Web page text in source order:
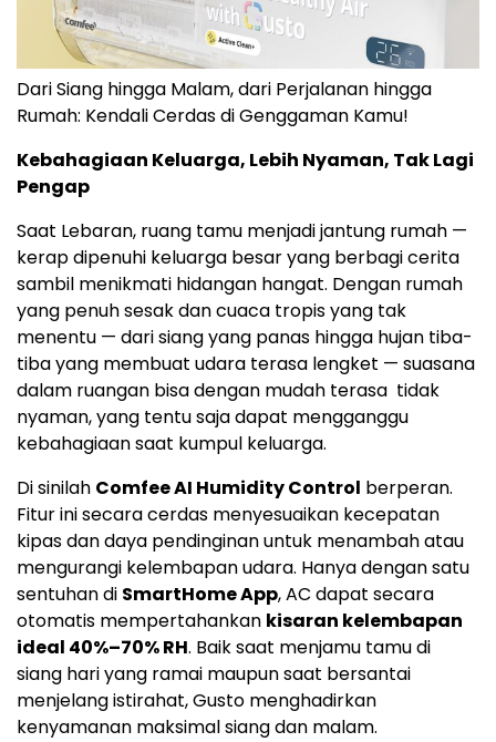
Dari Siang hingga Malam, dari Perjalanan hingga
Rumah: Kendali Cerdas di Genggaman Kamu!
Kebahagiaan Keluarga, Lebih Nyaman, Tak Lagi
Pengap
Saat Lebaran, ruang tamu menjadi jantung rumah —
kerap dipenuhi keluarga besar yang berbagi cerita
sambil menikmati hidangan hangat. Dengan rumah
yang penuh sesak dan cuaca tropis yang tak
menentu — dari siang yang panas hingga hujan tiba-
tiba yang membuat udara terasa lengket — suasana
dalam ruangan bisa dengan mudah terasa tidak
nyaman, yang tentu saja dapat mengganggu
kebahagiaan saat kumpul keluarga.
Di sinilah Comfee AI Humidity Control berperan.
Fitur ini secara cerdas menyesuaikan kecepatan
kipas dan daya pendinginan untuk menambah atau
mengurangi kelembapan udara. Hanya dengan satu
sentuhan di SmartHome App, AC dapat secara
otomatis mempertahankan kisaran kelembapan
ideal 40%–70% RH. Baik saat menjamu tamu di
siang hari yang ramai maupun saat bersantai
menjelang istirahat, Gusto menghadirkan
kenyamanan maksimal siang dan malam.